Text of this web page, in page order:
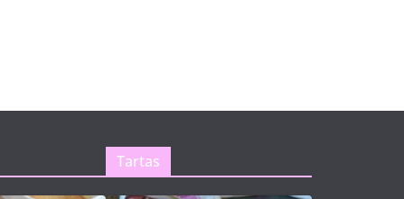
Tartas